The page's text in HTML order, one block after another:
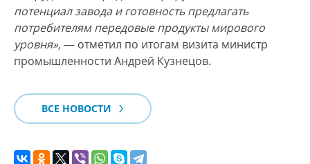
потенциал завода и готовность предлагать
потребителям передовые продукты мирового
уровня», — отметил по итогам визита министр
промышленности Андрей Кузнецов.
ВСЕ НОВОСТИ